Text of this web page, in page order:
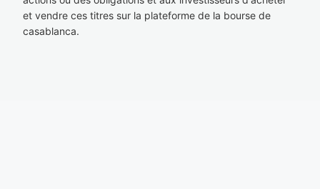
et vendre ces titres sur la plateforme de la bourse de
casablanca.